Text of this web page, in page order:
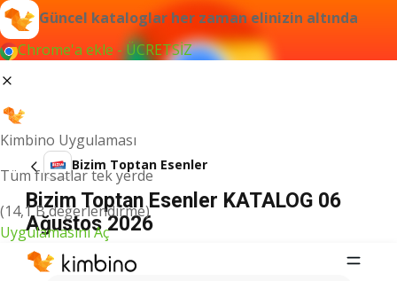
Güncel kataloglar her zaman elinizin altında
Chrome'a ekle - ÜCRETSİZ
Kimbino Uygulaması
Tüm fırsatlar tek yerde
(14,1 B değerlendirme)
Uygulamasını Aç
Bizim Toptan Esenler
Bizim Toptan Esenler KATALOG 06
Ağustos 2026